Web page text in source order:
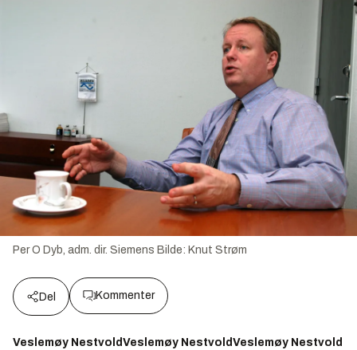
Per O Dyb, adm. dir. Siemens Bilde: Knut Strøm
Del Kommenter
Veslemøy NestvoldVeslemøy NestvoldVeslemøy Nestvold